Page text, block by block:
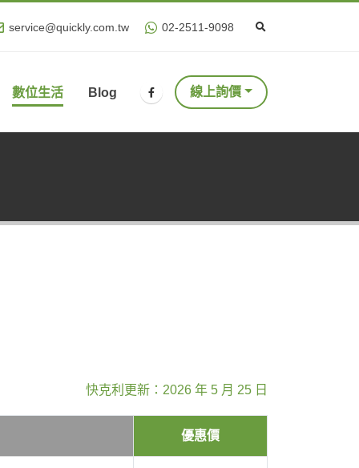
service@quickly.com.tw 02-2511-9098
數位生活 Blog 線上詢價
快克利更新：2026 年 5 月 25 日
優惠價